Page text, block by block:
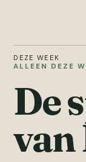
DEZE WEEK
ALLEEN DEZE
De
van